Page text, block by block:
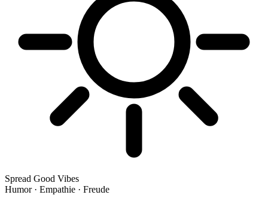
Spread Good Vibes
Humor · Empathie · Freude